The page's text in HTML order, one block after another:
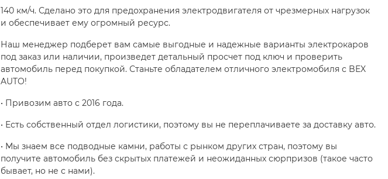
140 км/ч. Сделано это для предохранения электродвигателя от чрезмерных нагрузок
и обеспечивает ему огромный ресурс.
Наш менеджер подберет вам самые выгодные и надежные варианты электрокаров
под заказ или наличии, произведет детальный просчет под ключ и проверить
автомобиль перед покупкой. Станьте обладателем отличного электромобиля с BEX
AUTO!
• Привозим авто с 2016 года.
• Есть собственный отдел логистики, поэтому вы не переплачиваете за доставку авто.
• Мы знаем все подводные камни, работы с рынком других стран, поэтому вы
получите автомобиль без скрытых платежей и неожиданных сюрпризов (такое часто
бывает, но не с нами).